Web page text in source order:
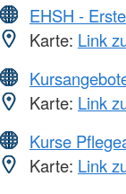
EHSH -
Karte: Link
Karte: Link
Kurse
Karte: Link